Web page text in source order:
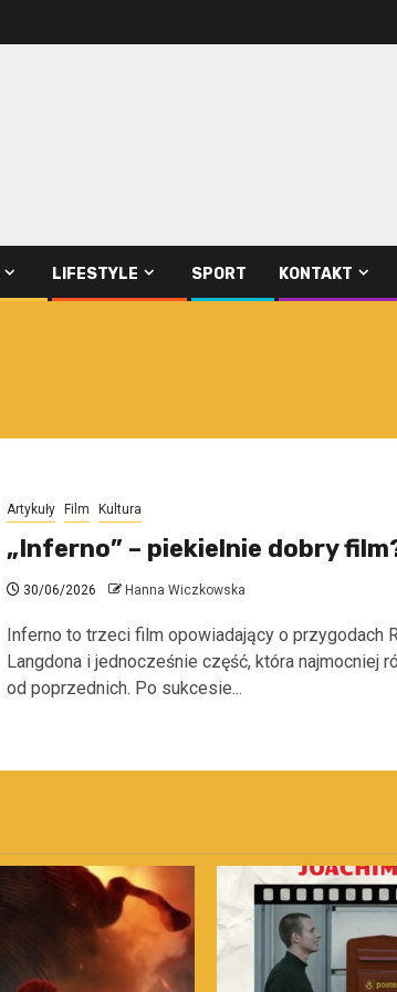
LIFESTYLE SPORT KONTAKT
Artykuły Film Kultura
„Inferno” – piekielnie dobry
30/06/2026 Hanna Wiczkowska
Inferno to trzeci film opowiadający o przygodach
Langdona i jednocześnie część, która najmocniej
od poprzednich. Po sukcesie...